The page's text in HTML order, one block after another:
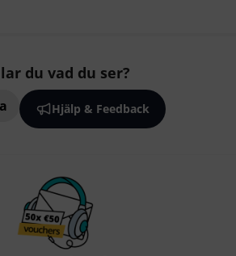
du vad du ser?
Hjälp & Feedback